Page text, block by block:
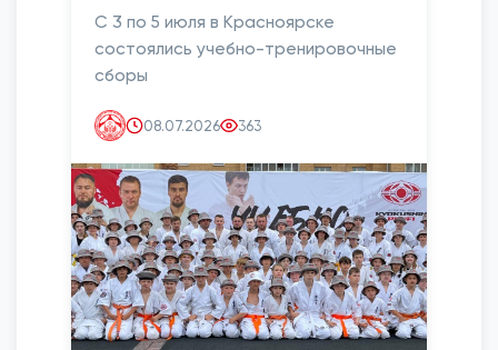
С 3 по 5 июля в Красноярске
состоялись учебно-тренировочные
сборы
08.07.2026 363